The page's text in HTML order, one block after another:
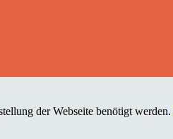
der Webseite benötigt werden.